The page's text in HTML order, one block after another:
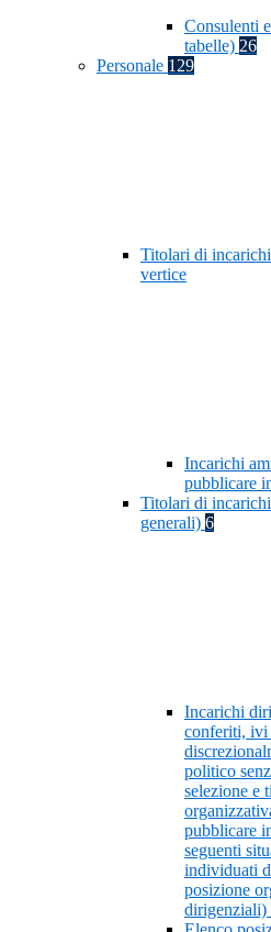
Consulenti
tabelle) 26
Personale 129
Titolari di
vertice
Incarichi
pubblicare
Titolari di
generali) 6
Incarichi
conferiti, ivi
politico
selezione e
pubblicare
seguenti
individuati
posizione
dirigenziali)